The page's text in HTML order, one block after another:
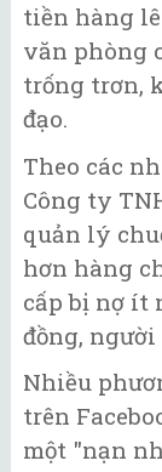
tiền hàng
văn phòng
trống trơn,
đạo.
Theo các
Công ty
quản lý
hơn hàng
cấp bị nợ ít
đồng,
Nhiều
trên
một "nạn